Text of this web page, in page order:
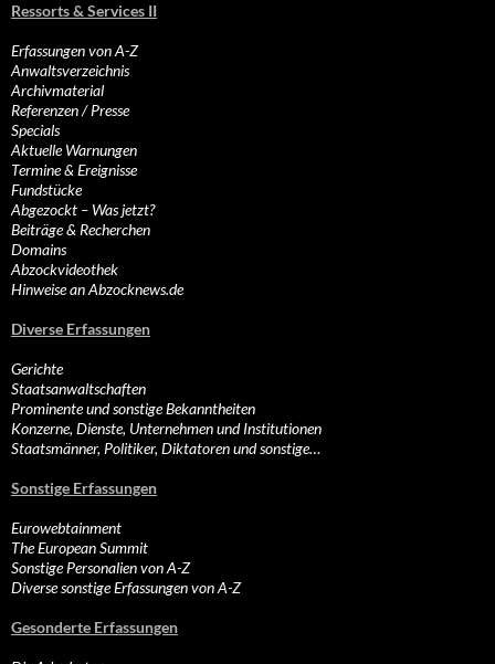
Ressorts & Services II
Erfassungen von A-Z
Anwaltsverzeichnis
Archivmaterial
Referenzen / Presse
Specials
Aktuelle Warnungen
Termine & Ereignisse
Fundstücke
Abgezockt – Was jetzt?
Beiträge & Recherchen
Domains
Abzockvideothek
Hinweise an Abzocknews.de
Diverse Erfassungen
Gerichte
Staatsanwaltschaften
Prominente und sonstige Bekanntheiten
Konzerne, Dienste, Unternehmen und Institutionen
Staatsmänner, Politiker, Diktatoren und sonstige…
Sonstige Erfassungen
Eurowebtainment
The European Summit
Sonstige Personalien von A-Z
Diverse sonstige Erfassungen von A-Z
Gesonderte Erfassungen